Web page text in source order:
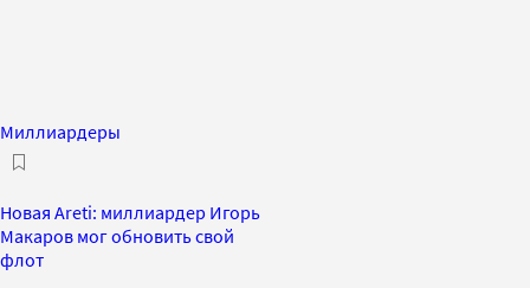
Миллиардеры
Новая Areti: миллиардер Игорь
Макаров мог обновить свой
флот